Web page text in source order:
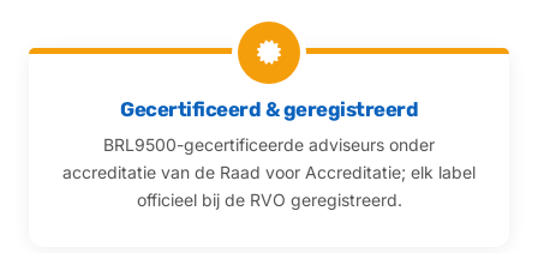
Gecertificeerd & geregistreerd
BRL9500-gecertificeerde adviseurs onder
accreditatie van de Raad voor Accreditatie; elk label
officieel bij de RVO geregistreerd.